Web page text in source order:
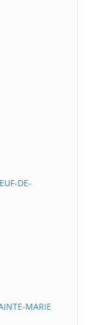
DE-
MARIE